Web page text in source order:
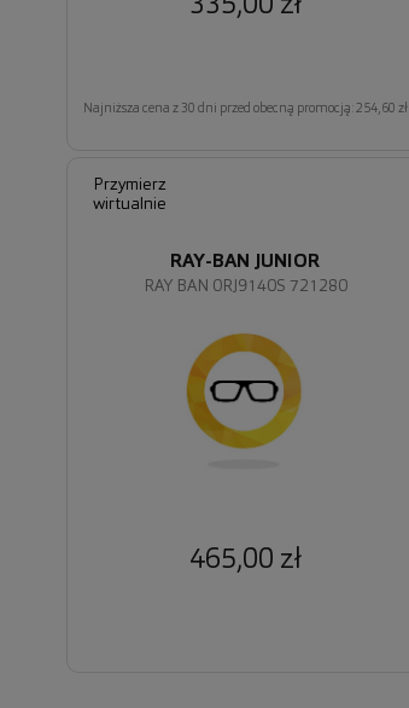
335,00 zł
Najniższa cena z 30 dni przed obecną promocją: 254,60 zł
Przymierz
wirtualnie
RAY BAN 0RJ9140S 721280
RAY-BAN JUNIOR
465,00 zł